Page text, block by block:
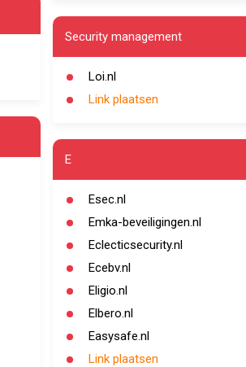
Security management
Loi.nl
Link plaatsen
E
Esec.nl
Emka-beveiligingen.nl
Eclecticsecurity.nl
Ecebv.nl
Eligio.nl
Elbero.nl
Easysafe.nl
Link plaatsen